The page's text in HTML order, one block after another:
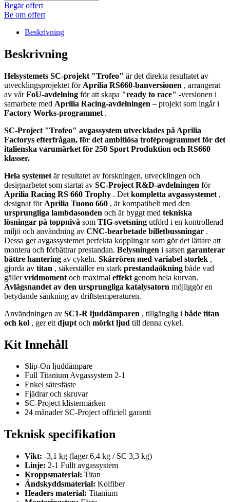
Begär offert
Be om offert
Beskrivning
Beskrivning
Helsystemets SC-projekt "Trofeo" är det direkta resultatet av
utvecklingsprojektet för Aprilia RS660-banversionen , arrangerat
av vårFoU-avdelning för att skapa "ready to race" -versionen i
samarbete med Aprilia Racing-avdelningen – projekt som ingår i
Factory Works-programmet .
SC-Project "Trofeo" avgassystem utvecklades på Aprilia
Factorys efterfrågan, för det ambitiösa troféprogrammet för det
italienska varumärket för 250 Sport Produktion och RS660
klasser.
Hela systemet är resultatet av forskningen, utvecklingen och
designarbetet som startat av SC-Project R&D-avdelningen för
Aprilia Racing RS 660 Trophy . Det kompletta avgassystemet ,
designat för Aprilia Tuono 660 , är kompatibelt med den
ursprungliga lambdasonden och är byggt med tekniska
lösningar på toppnivå som TIG-svetsning utförd i en kontrollerad
miljö och användning av CNC-bearbetade billetbussningar .
Dessa ger avgassystemet perfekta kopplingar som gör det lättare att
montera och förbättrar prestandan. Belysningen i satsen garanterar
bättre hantering av cykeln. Skärrören med variabel storlek ,
gjorda av titan , säkerställer en stark prestandaökning både vad
gällervridmoment och maximal effekt genom hela kurvan.
Avlägsnandet av den ursprungliga katalysatorn möjliggör en
betydande sänkning av driftstemperaturen.
Användningen av SC1-R ljuddämparen , tillgänglig i både titan
och kol , ger ett djupt och mörkt ljud till denna cykel.
Kit Innehåll
Slip-On ljuddämpare
Full Titanium Avgassystem 2-1
Enkel sätesfäste
Fjädrar och skruvar
SC-Project klistermärken
24 månader SC-Project officiell garanti
Teknisk specifikation
Vikt: -3,1 kg (lager 6,4 kg / SC 3,3 kg)
Linje: 2-1 Fullt avgassystem
Kroppsmaterial: Titan
Ändskyddsmaterial: Kolfiber
Headers material: Titanium